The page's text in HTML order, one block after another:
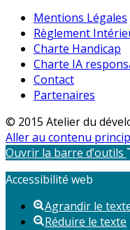
Mentions Légales
Règlement
Charte Handicap
Charte IA
Contact
Partenaires
© 2015 Atelier du
Aller au contenu
Ouvrir la barre d’outils
Accessibilité web
Agrandir le
Réduire le texte